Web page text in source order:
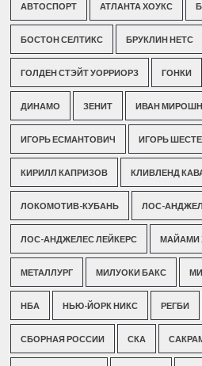
АВТОСПОРТ АТЛАНТА ХОУКС
БОСТОН СЕЛТИКС БРУКЛИН НЕТС
ГОЛДЕН СТЭЙТ УОРРИОРЗ ГОНКИ
ДИНАМО ЗЕНИТ ИВАН
ИГОРЬ ЕСМАНТОВИЧ ИГОРЬ
КИРИЛЛ КАПРИЗОВ КЛИВЛЕНД
ЛОКОМОТИВ-КУБАНЬ ЛОС-
ЛОС-АНДЖЕЛЕС ЛЕЙКЕРС МАЙАМИ
МЕТАЛЛУРГ МИЛУОКИ БАКС
НБА НЬЮ-ЙОРК НИКС РЕГБИ
СБОРНАЯ РОССИИ СКА